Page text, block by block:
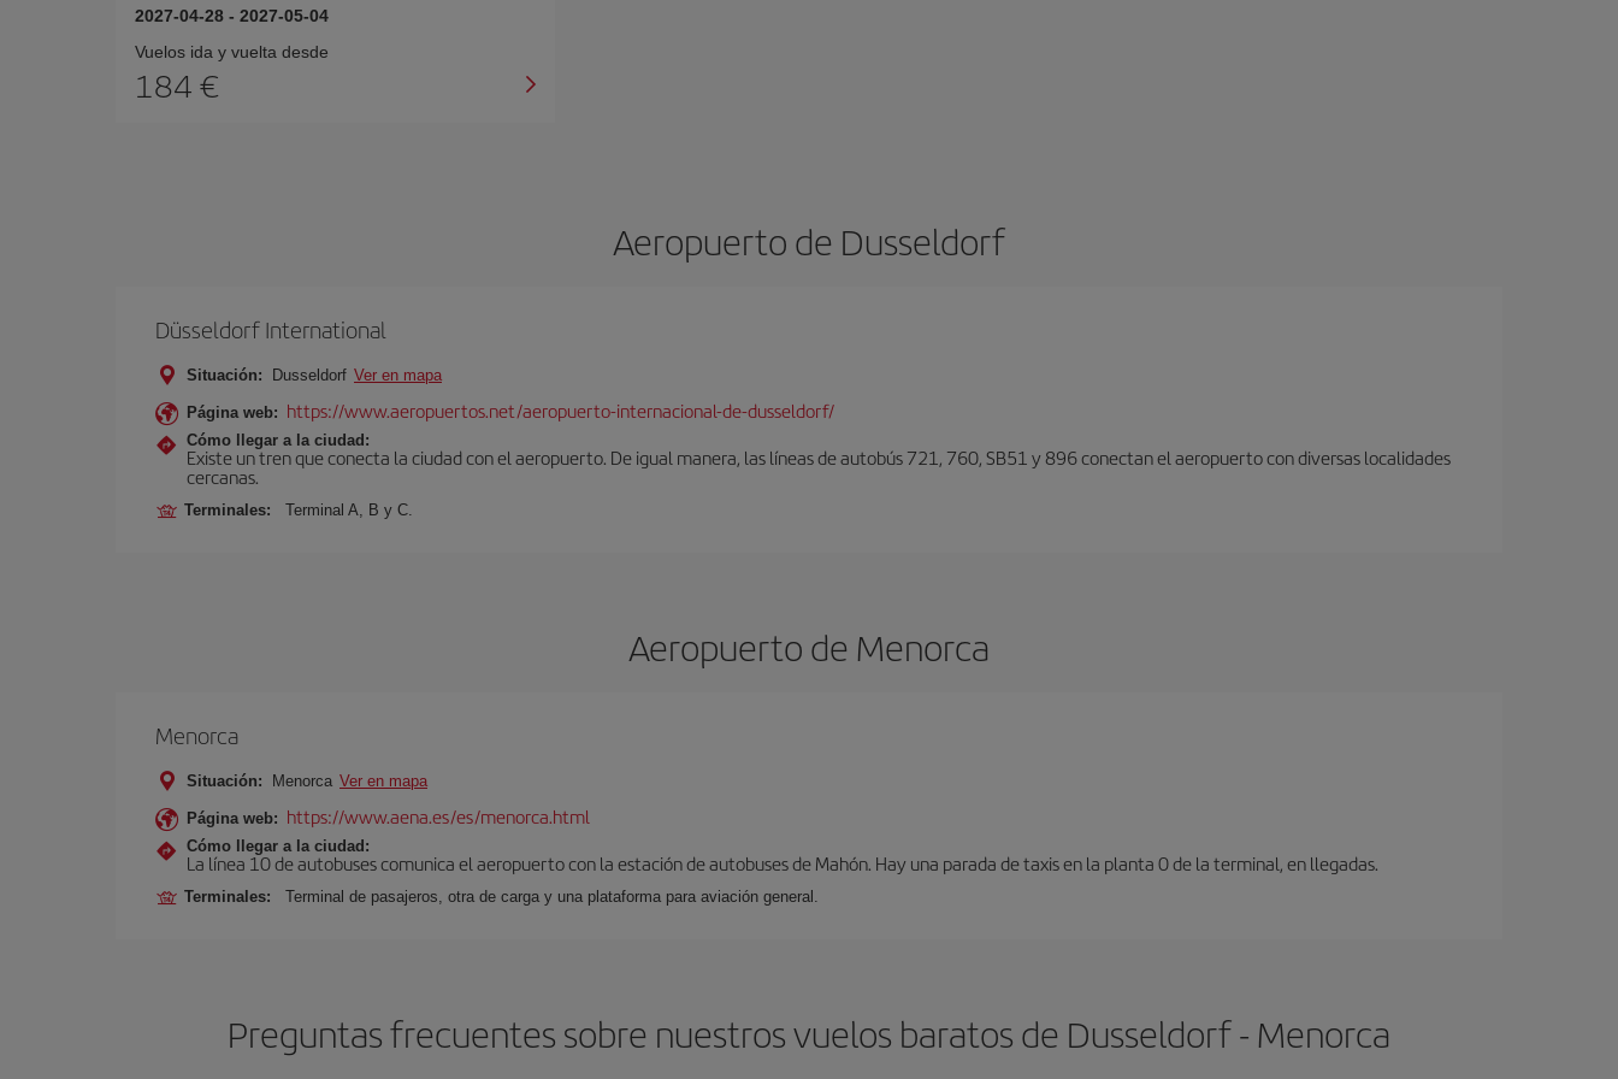
2027-04-28 - 2027-05-04
Vuelos ida y vuelta desde
184 €
Aeropuerto de Dusseldorf
Düsseldorf International
Situación: Dusseldorf Ver en mapa
Página web: https://www.aeropuertos.net/aeropuerto-internacional-de-dusseldorf/
Cómo llegar a la ciudad:
Existe un tren que conecta la ciudad con el aeropuerto. De igual manera, las líneas de autobús 721, 760, SB51 y 896 conectan el aeropuerto con diversas localidades
cercanas.
Terminales: Terminal A, B y C.
Aeropuerto de Menorca
Menorca
Situación: Menorca Ver en mapa
Página web: https://www.aena.es/es/menorca.html
Cómo llegar a la ciudad:
La línea 10 de autobuses comunica el aeropuerto con la estación de autobuses de Mahón. Hay una parada de taxis en la planta 0 de la terminal, en llegadas.
Terminales: Terminal de pasajeros, otra de carga y una plataforma para aviación general.
Preguntas frecuentes sobre nuestros vuelos baratos de Dusseldorf - Menorca